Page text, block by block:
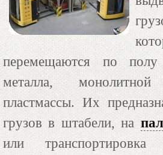
перемещаются по
металла,
пластмассы. Их
грузов в штабели, на
или